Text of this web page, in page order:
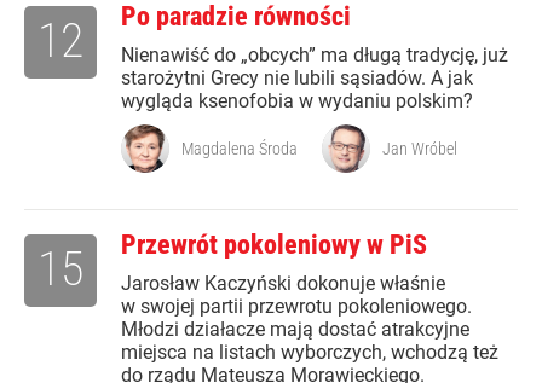
Po paradzie równości
Nienawiść do „obcych” ma długą tradycję, już
starożytni Grecy nie lubili sąsiadów. A jak
wygląda ksenofobia w wydaniu polskim?
12
Magdalena Środa Jan Wróbel
Przewrót pokoleniowy w PiS
Jarosław Kaczyński dokonuje właśnie
w swojej partii przewrotu pokoleniowego.
Młodzi działacze mają dostać atrakcyjne
miejsca na listach wyborczych, wchodzą też
do rządu Mateusza Morawieckiego.
15